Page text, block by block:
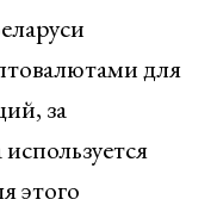
для
за
этого